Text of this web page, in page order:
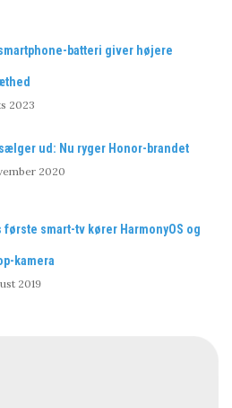
smartphone-batteri giver højere
2023
ud: Nu ryger Honor-brandet
2020
første smart-tv kører HarmonyOS og
kamera
2019